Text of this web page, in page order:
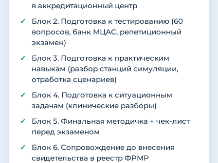
в аккредитационный центр
Блок 2. Подготовка к тестированию (60
вопросов, банк МЦАС, репетиционный
экзамен)
Блок 3. Подготовка к практическим
навыкам (разбор станций симуляции,
отработка сценариев)
Блок 4. Подготовка к ситуационным
задачам (клинические разборы)
Блок 5. Финальная методичка + чек-лист
перед экзаменом
Блок 6. Сопровождение до внесения
свидетельства в реестр ФРМР